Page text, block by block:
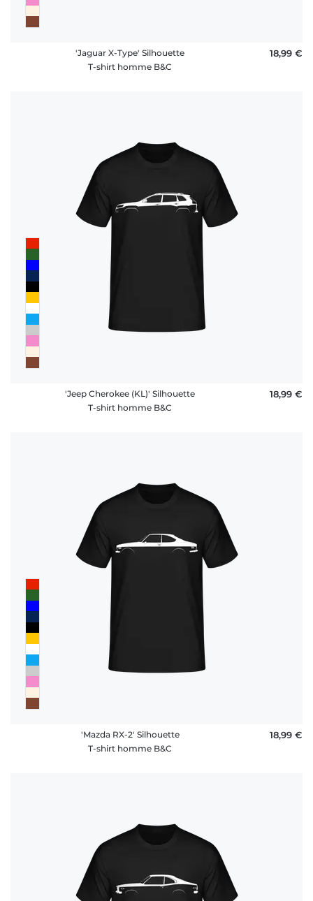
'Jaguar X-Type' Silhouette
T-shirt homme B&C
18,99 €
'Jeep Cherokee (KL)' Silhouette
T-shirt homme B&C
18,99 €
'Mazda RX-2' Silhouette
T-shirt homme B&C
18,99 €